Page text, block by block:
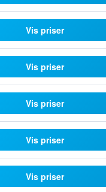
Vis priser
Vis priser
Vis priser
Vis priser
Vis priser